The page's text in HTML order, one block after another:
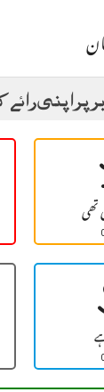
اپنی
تھی